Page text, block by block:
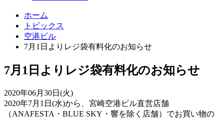
ホーム
トピックス
空港ビル
7月1日よりレジ袋有料化のお知らせ
7月1日よりレジ袋有料化のお知らせ
2020年06月30日(火)
2020年7月1日(水)から、宮崎空港ビル直営店舗
（ANAFESTA・BLUE SKY・響を除く店舗）でお買い物の